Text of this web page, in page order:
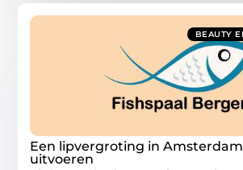
BEAUTY
Een lipvergroting in
uitvoeren